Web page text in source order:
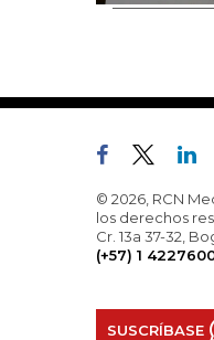
© 2026, RCN
los derechos
Cr. 13a 37-32,
(+57) 1
SUSCRÍBASE